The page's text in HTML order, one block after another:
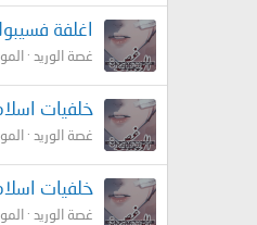
اغلفة فسيبوك2024 , اغلفة اسلامية
غصة الوريد
خلفيات
غصة الوريد
خلفيات
غصة الوريد